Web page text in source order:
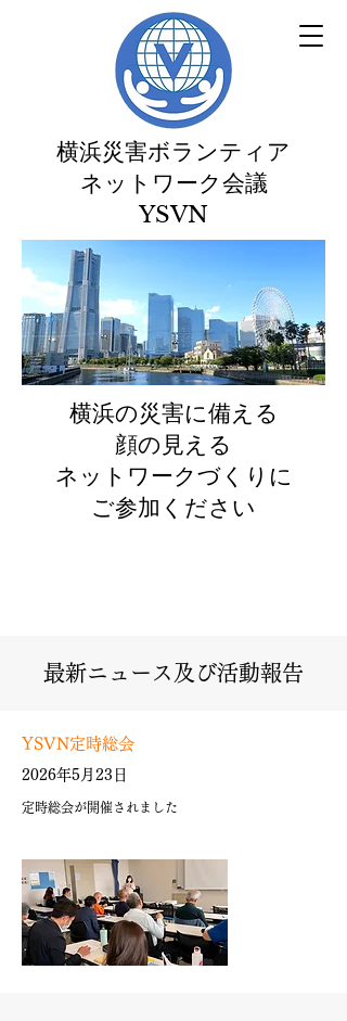
横浜災害ボランティア
ネットワーク会議
​YSVN
横浜の災害に備える
顔の見える
ネットワークづくりに
​ご参加ください
​最新ニュース及び活動報告
YSVN定時総会
2026年5月23日
定時総会が開催されました